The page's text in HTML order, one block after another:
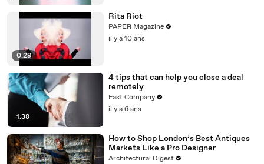
0:29
Rita Riot
PAPER Magazine
il y a 10 ans
1:38
4 tips that can help you close a deal
remotely
Fast Company
il y a 6 ans
How to Shop London’s Best Antiques
Markets Like a Pro Designer
Architectural Digest